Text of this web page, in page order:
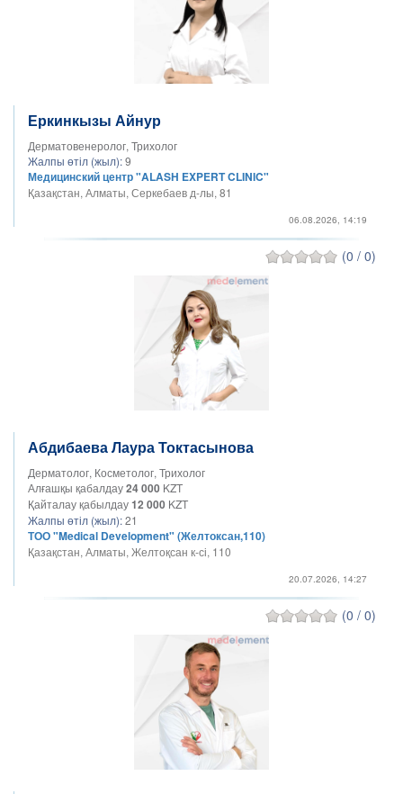
Еркинкызы Айнур
Дерматовенеролог, Трихолог
Жалпы өтіл (жыл):9
Медицинский центр "ALASH EXPERT CLINIC"
Қазақстан, Алматы, Серкебаев д-лы, 81
06.08.2026, 14:19
(0 / 0)
Абдибаева Лаура Токтасынова
Дерматолог, Косметолог, Трихолог
Алғашқы қабалдау24 000 KZT
Қайталау қабылдау12 000 KZT
Жалпы өтіл (жыл):21
ТОО "Medical Development" (Желтоксан,110)
Қазақстан, Алматы, Желтоқсан к-сі, 110
20.07.2026, 14:27
(0 / 0)